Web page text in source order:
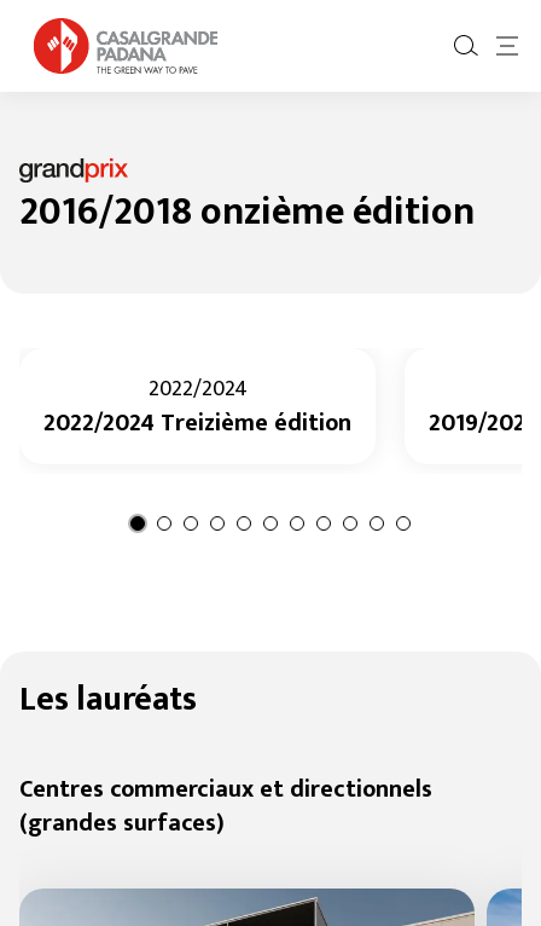
2016/2018 onzième édition
2022/2024
2022/2024 Treizième édition 2019/
Les lauréats
Centres commerciaux et directionnels
(grandes surfaces)